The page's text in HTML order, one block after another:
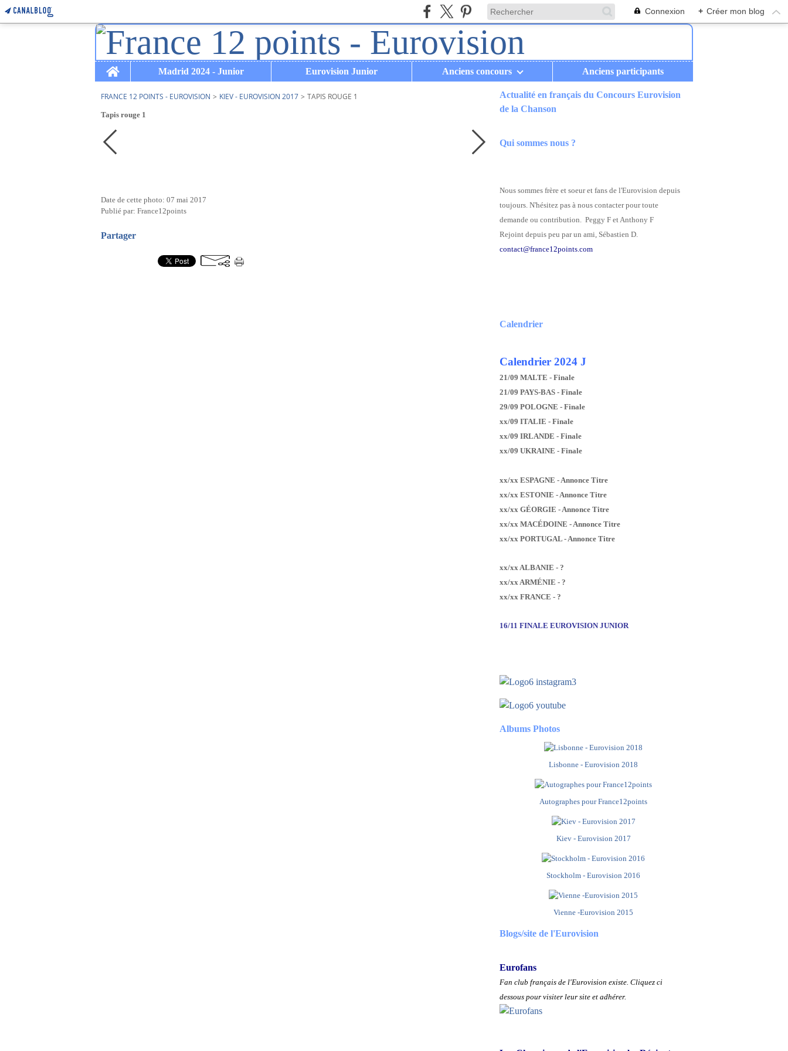
Connexion + Créer mon blog
Home
Madrid 2024 - Junior Eurovision Junior Anciens concours Anciens participants
FRANCE 12 POINTS - EUROVISION > KIEV - EUROVISION 2017 > TAPIS ROUGE 1
Tapis rouge 1
Date de cette photo: 07 mai 2017
Publié par: France12points
Partager
Actualité en français du Concours Eurovision
de la Chanson
Qui sommes nous ?
Nous sommes frère et soeur et fans de l'Eurovision depuis
toujours. N'hésitez pas à nous contacter pour toute
demande ou contribution. Peggy F et Anthony F
Rejoint depuis peu par un ami, Sébastien D.
contact@france12points.com
Calendrier
Calendrier 2024 J
21/09 MALTE - Finale
21/09 PAYS-BAS - Finale
29/09 POLOGNE - Finale
xx/09 ITALIE - Finale
xx/09 IRLANDE - Finale
xx/09 UKRAINE - Finale
xx/xx ESPAGNE - Annonce Titre
xx/xx ESTONIE - Annonce Titre
xx/xx GÉORGIE - Annonce Titre
xx/xx MACÉDOINE - Annonce Titre
xx/xx PORTUGAL - Annonce Titre
xx/xx ALBANIE - ?
xx/xx ARMÉNIE - ?
xx/xx FRANCE - ?
16/11 FINALE EUROVISION JUNIOR
Albums Photos
Lisbonne - Eurovision 2018
Autographes pour France12points
Kiev - Eurovision 2017
Stockholm - Eurovision 2016
Vienne -Eurovision 2015
Blogs/site de l'Eurovision
Eurofans
Fan club français de l'Eurovision existe. Cliquez ci
dessous pour visiter leur site et adhérer.